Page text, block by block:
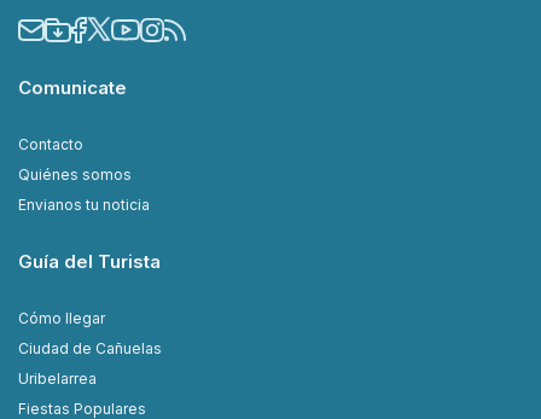
Comunicate
Contacto
Quiénes somos
Envianos tu noticia
Guía del Turista
Cómo llegar
Ciudad de Cañuelas
Uribelarrea
Fiestas Populares